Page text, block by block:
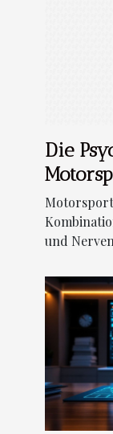
Die
für den
und